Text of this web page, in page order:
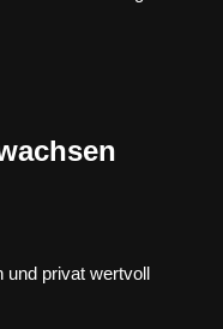
und privat wertvoll